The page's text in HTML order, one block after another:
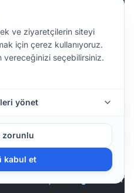
= new
,
HTTP requests in
-
( './tracer'
ve ziyaretçilerin siteyi
için çerez kullanıyoruz.
vereceğinizi seçebilirsiniz.
yönet
zorunlu
kabul et